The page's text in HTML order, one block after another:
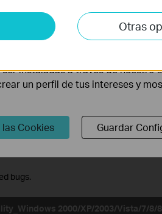
Win2000/XP/2003/Vista/7/8/8.1/
Vista/7/8/8.1/10/11
Win2000/XP/2003/Vista/7/8/
bugs.
2000/XP/2003/Vista/7/8/
Otras
analizar tus actividades en
mismo.
instaladas a través de nuestro
un perfil de tus intereses y
Cookies Guardar